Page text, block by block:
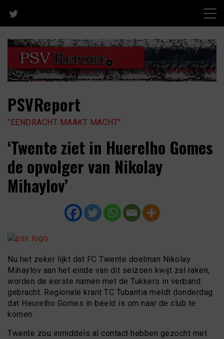
content
PSVReport
"EENDRACHT MAAKT MACHT"
‘Twente ziet in Huerelho Gomes
de opvolger van Nikolay
Mihaylov’
Nu het zeker lijkt dat FC Twente doelman Nikolay
Mihaylov aan het einde van dit seizoen kwijt zal raken,
worden de eerste namen met de Tukkers in verband
gebracht. Regionale krant TC Tubantia meldt donderdag
dat Heurelho Gomes in beeld is om naar de club te
komen.
Twente zou inmiddels al contact hebben gezocht met